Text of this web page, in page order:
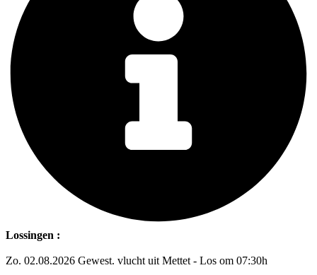
Lossingen :
Zo. 02.08.2026 Gewest. vlucht uit Mettet - Los om 07:30h